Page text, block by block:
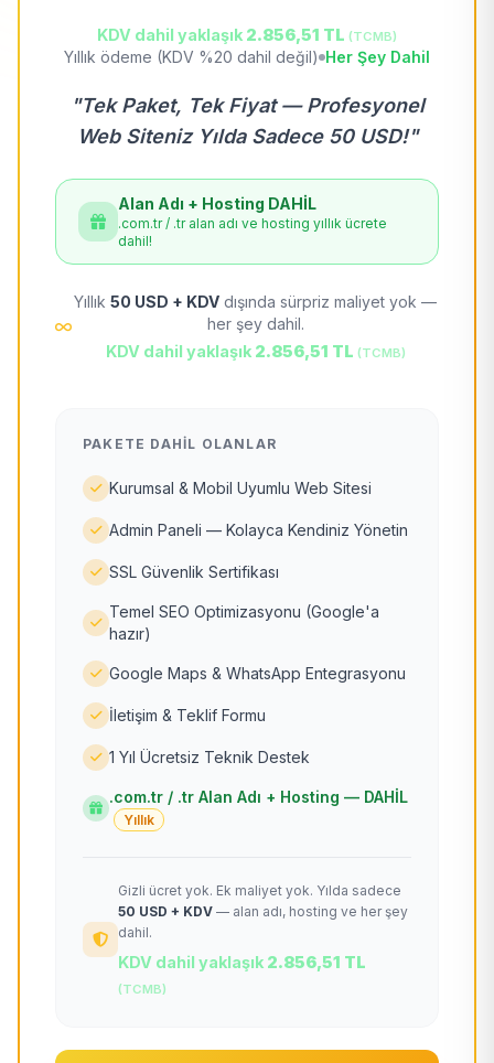
KDV dahil yaklaşık 2.856,51 TL (TCMB)
Yıllık ödeme (KDV %20 dahil değil) Her Şey Dahil
"Tek Paket, Tek Fiyat — Profesyonel
Web Siteniz Yılda Sadece 50 USD!"
Alan Adı + Hosting DAHİL
.com.tr / .tr alan adı ve hosting yıllık ücrete
dahil!
Yıllık 50 USD + KDV dışında sürpriz maliyet yok —
her şey dahil.
KDV dahil yaklaşık 2.856,51 TL (TCMB)
PAKETE DAHIL OLANLAR
Kurumsal & Mobil Uyumlu Web Sitesi
Admin Paneli — Kolayca Kendiniz Yönetin
SSL Güvenlik Sertifikası
Temel SEO Optimizasyonu (Google'a
hazır)
Google Maps & WhatsApp Entegrasyonu
İletişim & Teklif Formu
1 Yıl Ücretsiz Teknik Destek
.com.tr / .tr Alan Adı + Hosting — DAHİL
Yıllık
Gizli ücret yok. Ek maliyet yok. Yılda sadece
50 USD + KDV — alan adı, hosting ve her şey
dahil.
KDV dahil yaklaşık 2.856,51 TL
(TCMB)